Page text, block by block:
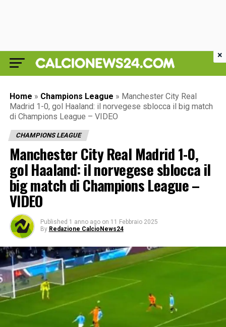
Home » Champions League » Manchester City Real
Madrid 1-0, gol Haaland: il norvegese sblocca il big match
di Champions League – VIDEO
CHAMPIONS LEAGUE
Manchester City Real Madrid 1-0,
gol Haaland: il norvegese sblocca il
big match di Champions League –
VIDEO
Published 1 anno ago on 11 Febbraio 2025
By Redazione CalcioNews24
×